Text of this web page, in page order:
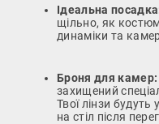
Ідеальна
щільно, як костюм
динаміки та
Броня для камер:
захищений
Твої лінзи
на стіл після